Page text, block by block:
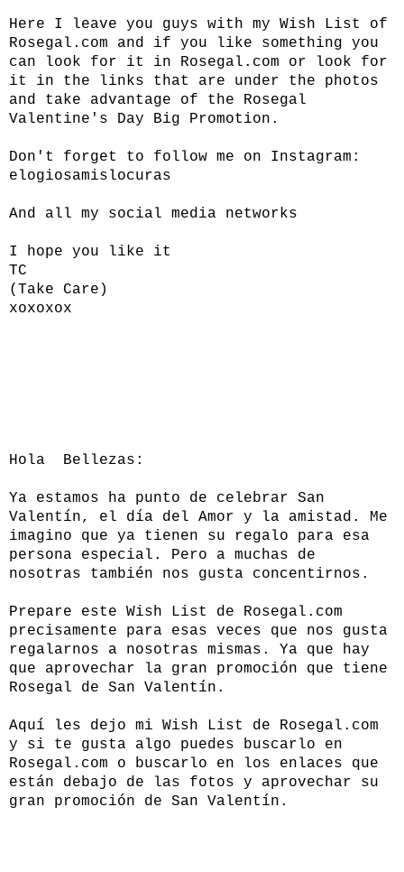
Here I leave you guys with my Wish List of
Rosegal.com and if you like something you
can look for it in Rosegal.com or look for
it in the links that are under the photos
and take advantage of the Rosegal
Valentine's Day Big Promotion.
Don't forget to follow me on Instagram:
elogiosamislocuras
And all my social media networks
I hope you like it
TC
(Take Care)
xoxoxox
Hola Bellezas:
Ya estamos ha punto de celebrar San
Valentín, el día del Amor y la amistad. Me
imagino que ya tienen su regalo para esa
persona especial. Pero a muchas de
nosotras también nos gusta concentirnos.
Prepare este Wish List de Rosegal.com
precisamente para esas veces que nos gusta
regalarnos a nosotras mismas. Ya que hay
que aprovechar la gran promoción que tiene
Rosegal de San Valentín.
Aquí les dejo mi Wish List de Rosegal.com
y si te gusta algo puedes buscarlo en
Rosegal.com o buscarlo en los enlaces que
están debajo de las fotos y aprovechar su
gran promoción de San Valentín.